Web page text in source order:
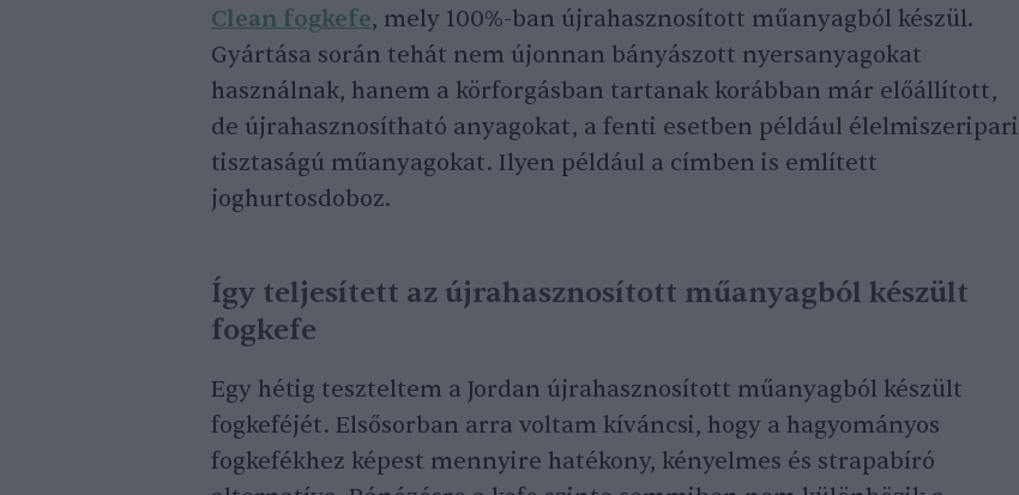
Clean fogkefe, mely 100%-ban újrahasznosított műanyagból készül.
Gyártása során tehát nem újonnan bányászott nyersanyagokat
használnak, hanem a körforgásban tartanak korábban már előállított,
de újrahasznosítható anyagokat, a fenti esetben például élelmiszeripari
tisztaságú műanyagokat. Ilyen például a címben is említett
joghurtosdoboz.
Így teljesített az újrahasznosított műanyagból készült
fogkefe
Egy hétig teszteltem a Jordan újrahasznosított műanyagból készült
fogkeféjét. Elsősorban arra voltam kíváncsi, hogy a hagyományos
fogkefékhez képest mennyire hatékony, kényelmes és strapabíró